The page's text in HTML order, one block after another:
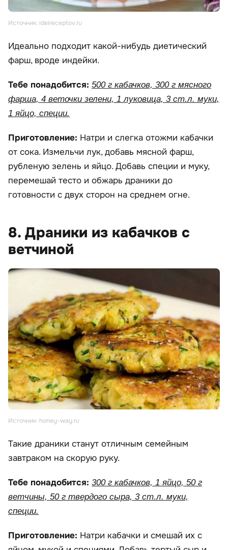
Источник: ideireceptov.ru
Идеально подходит какой-нибудь диетический
фарш, вроде индейки.
Тебе понадобится: 500 г кабачков, 300 г мясного
фарша, 4 веточки зелени, 1 луковица, 3 ст.л. муки,
1 яйцо, специи.
Приготовление: Натри и слегка отожми кабачки
от сока. Измельчи лук, добавь мясной фарш,
рубленую зелень и яйцо. Добавь специи и муку,
перемешай тесто и обжарь драники до
готовности с двух сторон на среднем огне.
8. Драники из кабачков с
ветчиной
Источник: honey-way.ru
Такие драники станут отличным семейным
завтраком на скорую руку.
Тебе понадобится: 300 г кабачков, 1 яйцо, 50 г
ветчины, 50 г твердого сыра, 3 ст.л. муки,
специи.
Приготовление: Натри кабачки и смешай их с